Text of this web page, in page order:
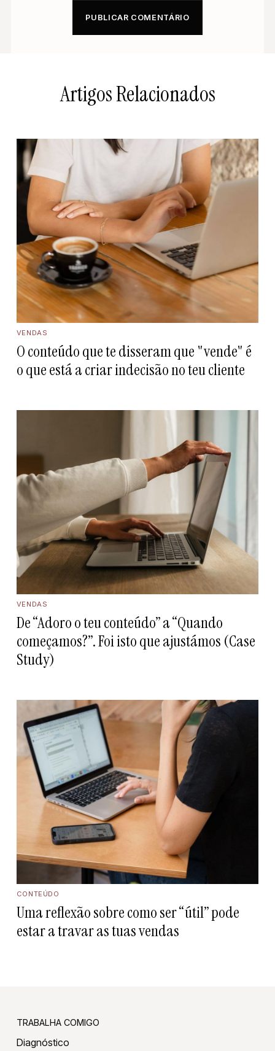
Artigos Relacionados
VENDAS
O conteúdo que te disseram que "vende" é
o que está a criar indecisão no teu cliente
VENDAS
De “Adoro o teu conteúdo” a “Quando
começamos?”. Foi isto que ajustámos (Case
Study)
CONTEÚDO
Uma reflexão sobre como ser “útil” pode
estar a travar as tuas vendas
TRABALHA COMIGO
Diagnóstico